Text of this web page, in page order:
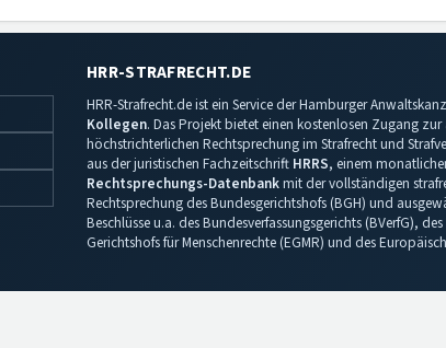
HRR-STRAFRECHT.DE
HRR-Strafrecht.de ist ein Service der Hamburger
Kollegen. Das Projekt bietet einen kostenlosen Zugang zur
höchstrichterlichen Rechtsprechung im Strafrecht und
aus der juristischen Fachzeitschrift HRRS, einem
Rechtsprechungs-Datenbankmit der vollständigen
Rechtsprechung des Bundesgerichtshofs (BGH) und
Beschlüsse u.a. des Bundesverfassungsgerichts (BVerfG),
Gerichtshofs für Menschenrechte (EGMR) und des